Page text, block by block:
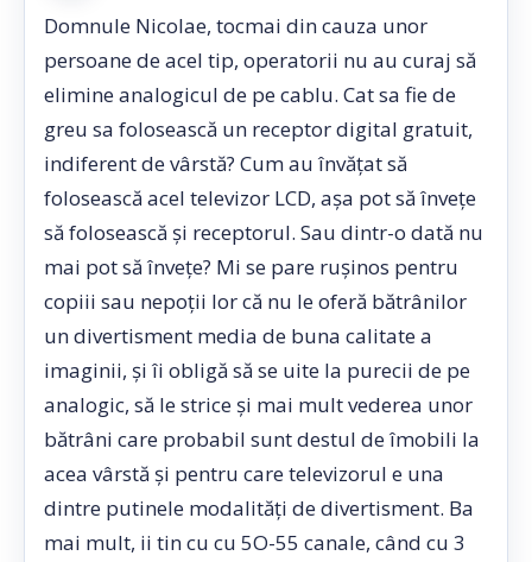
Domnule Nicolae, tocmai din cauza unor
persoane de acel tip, operatorii nu au curaj să
elimine analogicul de pe cablu. Cat sa fie de
greu sa folosească un receptor digital gratuit,
indiferent de vârstă? Cum au învățat să
folosească acel televizor LCD, așa pot să învețe
să folosească și receptorul. Sau dintr-o dată nu
mai pot să învețe? Mi se pare rușinos pentru
copiii sau nepoții lor că nu le oferă bătrânilor
un divertisment media de buna calitate a
imaginii, și îi obligă să se uite la purecii de pe
analogic, să le strice și mai mult vederea unor
bătrâni care probabil sunt destul de îmobili la
acea vârstă și pentru care televizorul e una
dintre putinele modalități de divertisment. Ba
mai mult, ii tin cu cu 5O-55 canale, când cu 3